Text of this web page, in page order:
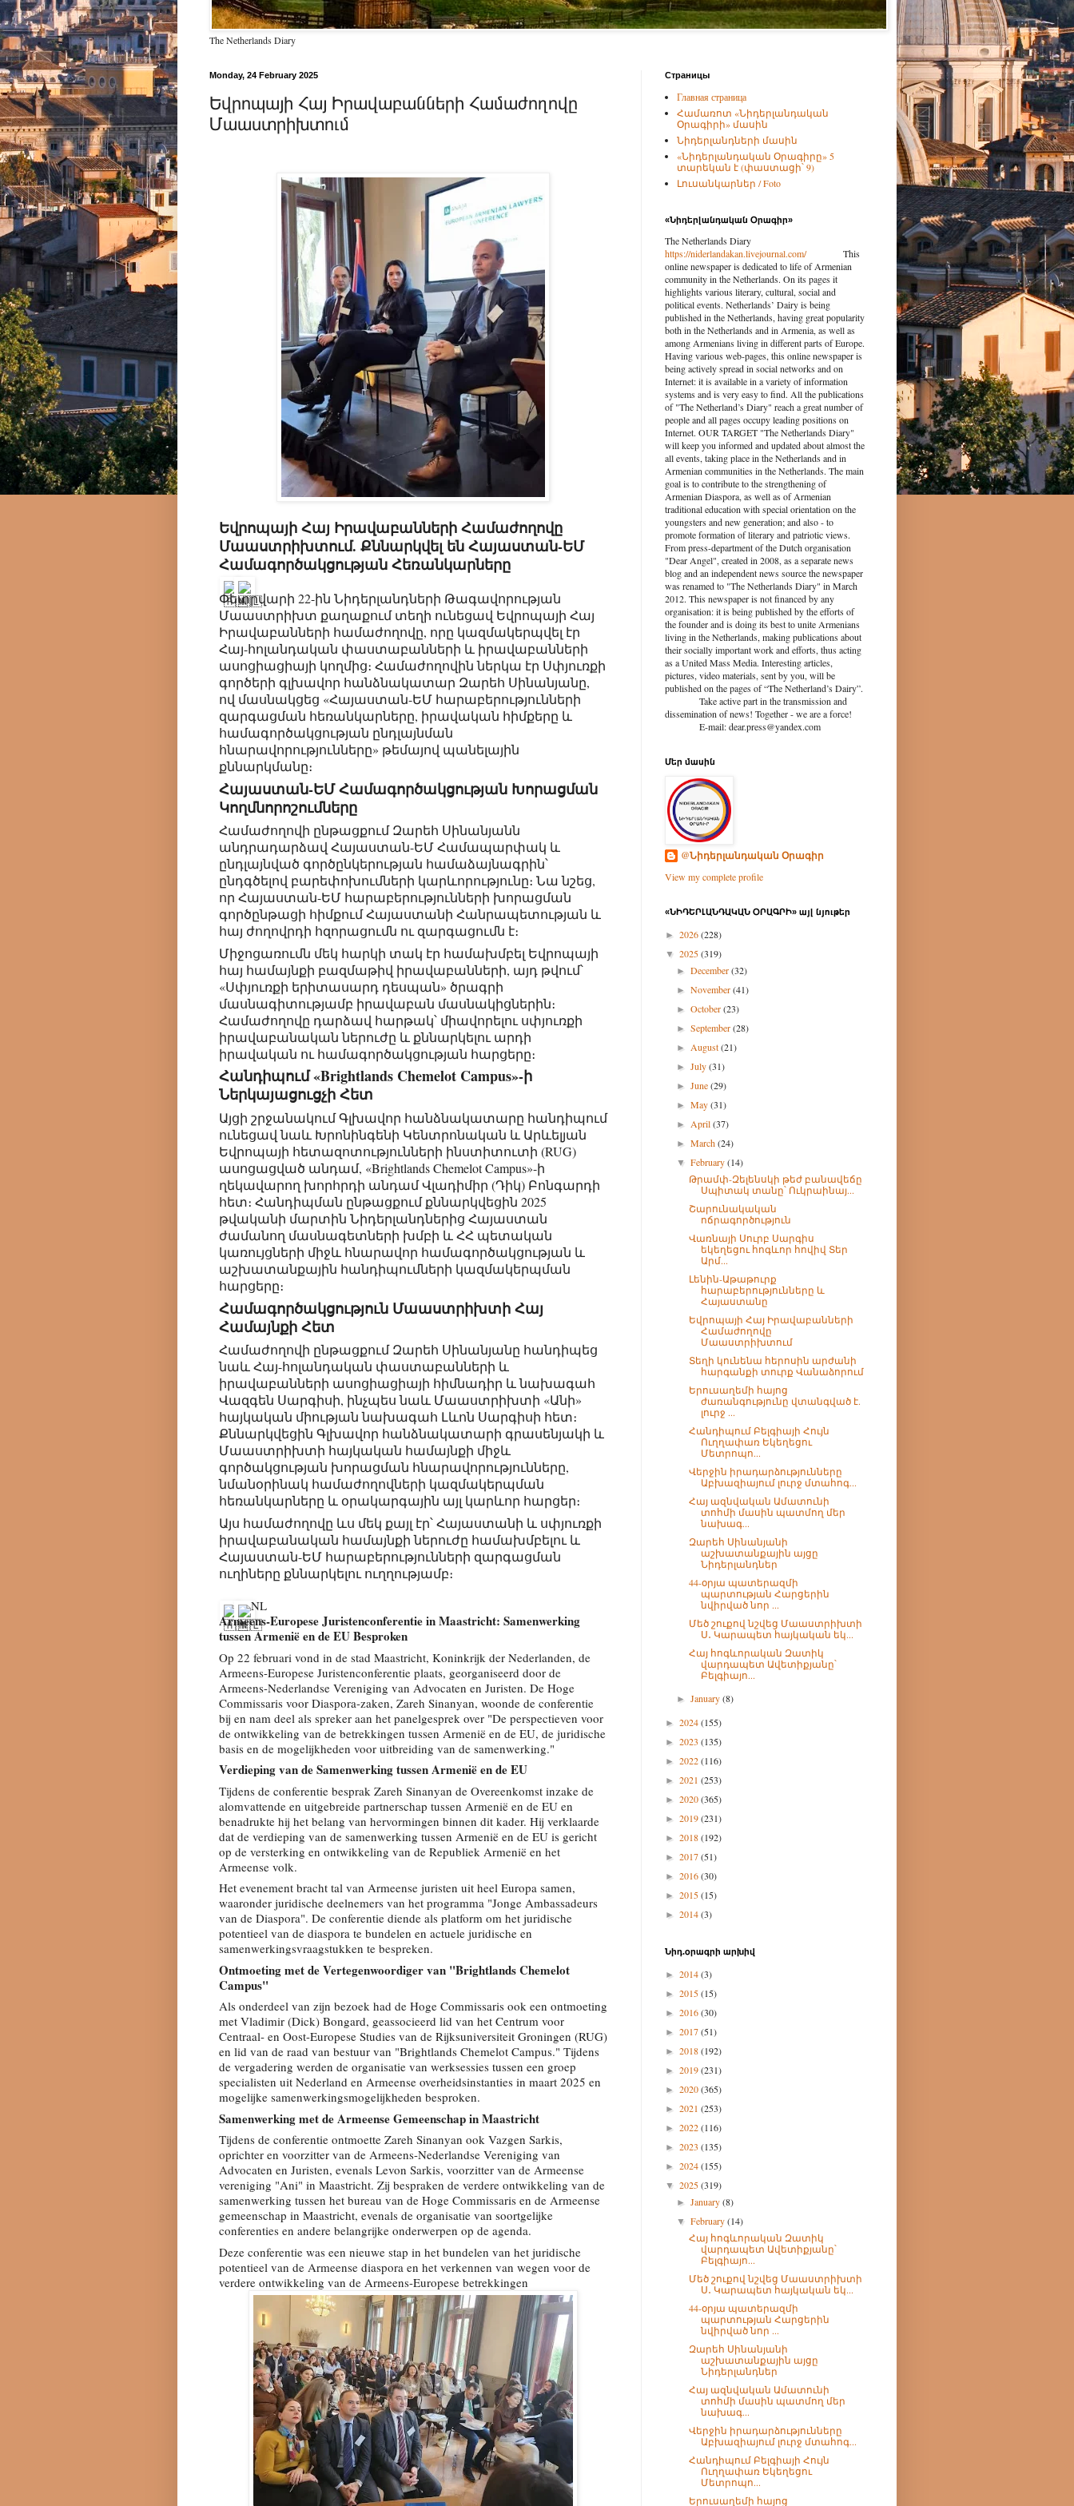
The Netherlands Diary
Monday, 24 February 2025
Եվրոպայի Հայ Իրավաբանների Համաժողովը
Մաաստրիխտում
Եվրոպայի Հայ Իրավաբանների Համաժողովը
Մաաստրիխտում. Քննարկվել են Հայաստան-ԵՄ
Համագործակցության Հեռանկարները
Փետրվարի 22-ին Նիդերլանդների Թագավորության
Մաաստրիխտ քաղաքում տեղի ունեցավ Եվրոպայի Հայ
Իրավաբանների համաժողովը, որը կազմակերպվել էր
Հայ-հոլանդական փաստաբանների և իրավաբանների
ասոցիացիայի կողմից։ Համաժողովին ներկա էր Սփյուռքի
գործերի գլխավոր հանձնակատար Զարեհ Սինանյանը,
ով մասնակցեց «Հայաստան-ԵՄ հարաբերությունների
զարգացման հեռանկարները, իրավական հիմքերը և
համագործակցության ընդլայնման
հնարավորությունները» թեմայով պանելային
քննարկմանը։
Հայաստան-ԵՄ Համագործակցության Խորացման
Կողմնորոշումները
Համաժողովի ընթացքում Զարեհ Սինանյանն
անդրադարձավ Հայաստան-ԵՄ Համապարփակ և
ընդլայնված գործընկերության համաձայնագրին՝
ընդգծելով բարեփոխումների կարևորությունը։ Նա նշեց,
որ Հայաստան-ԵՄ հարաբերությունների խորացման
գործընթացի հիմքում Հայաստանի Հանրապետության և
հայ ժողովրդի հզորացումն ու զարգացումն է։
Միջոցառումն մեկ հարկի տակ էր համախմբել Եվրոպայի
հայ համայնքի բազմաթիվ իրավաբանների, այդ թվում՝
«Սփյուռքի երիտասարդ դեսպան» ծրագրի
մասնագիտությամբ իրավաբան մասնակիցներին։
Համաժողովը դարձավ հարթակ՝ միավորելու սփյուռքի
իրավաբանական ներուժը և քննարկելու արդի
իրավական ու համագործակցության հարցերը։
Հանդիպում «Brightlands Chemelot Campus»-ի
Ներկայացուցչի Հետ
Այցի շրջանակում Գլխավոր հանձնակատարը հանդիպում
ունեցավ նաև Խրոնինգենի Կենտրոնական և Արևելյան
Եվրոպայի հետազոտությունների ինստիտուտի (RUG)
ասոցացված անդամ, «Brightlands Chemelot Campus»-ի
ղեկավարող խորհրդի անդամ Վլադիմիր (Դիկ) Բոնգարդի
հետ։ Հանդիպման ընթացքում քննարկվեցին 2025
թվականի մարտին Նիդերլանդներից Հայաստան
ժամանող մասնագետների խմբի և ՀՀ պետական
կառույցների միջև հնարավոր համագործակցության և
աշխատանքային հանդիպումների կազմակերպման
հարցերը։
Համագործակցություն Մաաստրիխտի Հայ
Համայնքի Հետ
Համաժողովի ընթացքում Զարեհ Սինանյանը հանդիպեց
նաև Հայ-հոլանդական փաստաբանների և
իրավաբանների ասոցիացիայի հիմնադիր և նախագահ
Վազգեն Սարգիսի, ինչպես նաև Մաաստրիխտի «Անի»
հայկական միության նախագահ Լևոն Սարգիսի հետ։
Քննարկվեցին Գլխավոր հանձնակատարի գրասենյակի և
Մաաստրիխտի հայկական համայնքի միջև
գործակցության խորացման հնարավորությունները,
նմանօրինակ համաժողովների կազմակերպման
հեռանկարները և օրակարգային այլ կարևոր հարցեր։
Այս համաժողովը ևս մեկ քայլ էր՝ Հայաստանի և սփյուռքի
իրավաբանական համայնքի ներուժը համախմբելու և
Հայաստան-ԵՄ հարաբերությունների զարգացման
ուղիները քննարկելու ուղղությամբ։
NL
Armeens-Europese Juristenconferentie in Maastricht: Samenwerking
tussen Armenië en de EU Besproken
Op 22 februari vond in de stad Maastricht, Koninkrijk der Nederlanden, de
Armeens-Europese Juristenconferentie plaats, georganiseerd door de
Armeens-Nederlandse Vereniging van Advocaten en Juristen. De Hoge
Commissaris voor Diaspora-zaken, Zareh Sinanyan, woonde de conferentie
bij en nam deel als spreker aan het panelgesprek over "De perspectieven voor
de ontwikkeling van de betrekkingen tussen Armenië en de EU, de juridische
basis en de mogelijkheden voor uitbreiding van de samenwerking."
Verdieping van de Samenwerking tussen Armenië en de EU
Tijdens de conferentie besprak Zareh Sinanyan de Overeenkomst inzake de
alomvattende en uitgebreide partnerschap tussen Armenië en de EU en
benadrukte hij het belang van hervormingen binnen dit kader. Hij verklaarde
dat de verdieping van de samenwerking tussen Armenië en de EU is gericht
op de versterking en ontwikkeling van de Republiek Armenië en het
Armeense volk.
Het evenement bracht tal van Armeense juristen uit heel Europa samen,
waaronder juridische deelnemers van het programma "Jonge Ambassadeurs
van de Diaspora". De conferentie diende als platform om het juridische
potentieel van de diaspora te bundelen en actuele juridische en
samenwerkingsvraagstukken te bespreken.
Ontmoeting met de Vertegenwoordiger van "Brightlands Chemelot
Campus"
Als onderdeel van zijn bezoek had de Hoge Commissaris ook een ontmoeting
met Vladimir (Dick) Bongard, geassocieerd lid van het Centrum voor
Centraal- en Oost-Europese Studies van de Rijksuniversiteit Groningen (RUG)
en lid van de raad van bestuur van "Brightlands Chemelot Campus." Tijdens
de vergadering werden de organisatie van werksessies tussen een groep
specialisten uit Nederland en Armeense overheidsinstanties in maart 2025 en
mogelijke samenwerkingsmogelijkheden besproken.
Samenwerking met de Armeense Gemeenschap in Maastricht
Tijdens de conferentie ontmoette Zareh Sinanyan ook Vazgen Sarkis,
oprichter en voorzitter van de Armeens-Nederlandse Vereniging van
Advocaten en Juristen, evenals Levon Sarkis, voorzitter van de Armeense
vereniging "Ani" in Maastricht. Zij bespraken de verdere ontwikkeling van de
samenwerking tussen het bureau van de Hoge Commissaris en de Armeense
gemeenschap in Maastricht, evenals de organisatie van soortgelijke
conferenties en andere belangrijke onderwerpen op de agenda.
Deze conferentie was een nieuwe stap in het bundelen van het juridische
potentieel van de Armeense diaspora en het verkennen van wegen voor de
verdere ontwikkeling van de Armeens-Europese betrekkingen
Страницы
Главная страница
Համառոտ «Նիդերլանդական
Օրագիրի» մասին
Նիդերլանդների մասին
«Նիդերլանդական Օրագիրը» 5
տարեկան է (փաստացի՝ 9)
Լուսանկարներ / Foto
«Նիդերլանդական Օրագիր»
The Netherlands Diary
https://niderlandakan.livejournal.com/This
online newspaper is dedicated to life of Armenian
community in the Netherlands. On its pages it
highlights various literary, cultural, social and
political events. Netherlands’ Dairy is being
published in the Netherlands, having great popularity
both in the Netherlands and in Armenia, as well as
among Armenians living in different parts of Europe.
Having various web-pages, this online newspaper is
being actively spread in social networks and on
Internet: it is available in a variety of information
systems and is very easy to find. All the publications
of "The Netherland’s Diary" reach a great number of
people and all pages occupy leading positions on
Internet. OUR TARGET "The Netherlands Diary"
will keep you informed and updated about almost the
all events, taking place in the Netherlands and in
Armenian communities in the Netherlands. The main
goal is to contribute to the strengthening of
Armenian Diaspora, as well as of Armenian
traditional education with special orientation on the
youngsters and new generation; and also - to
promote formation of literary and patriotic views.
From press-department of the Dutch organisation
"Dear Angel", created in 2008, as a separate news
blog and an independent news source the newspaper
was renamed to "The Netherlands Diary" in March
2012. This newspaper is not financed by any
organisation: it is being published by the efforts of
the founder and is doing its best to unite Armenians
living in the Netherlands, making publications about
their socially important work and efforts, thus acting
as a United Mass Media. Interesting articles,
pictures, video materials, sent by you, will be
published on the pages of “The Netherland’s Dairy”.
Take active part in the transmission and
dissemination of news! Together - we are a force!
E-mail: dear.press@yandex.com
Մեր մասին
@Նիդերլանդական Օրագիր
View my complete profile
«ՆԻԴԵՐԼԱՆԴԱԿԱՆ ՕՐԱԳՐԻ» այլ նյութեր
► 2026(228)
▼ 2025(319)
►December(32)
►November(41)
►October(23)
►September(28)
►August(21)
►July(31)
►June(29)
►May(31)
►April(37)
►March(24)
▼February(14)
Թրամփ-Զելենսկի թեժ բանավեճը
Սպիտակ տանը՝ Ուկրաինայ...
Շարունակական
ոճրագործություն
Վառնայի Սուրբ Սարգիս
եկեղեցու հոգևոր հովիվ Տեր
Արմ...
Լենին-Աթաթուրք
հարաբերությունները և
Հայաստանը
Եվրոպայի Հայ Իրավաբանների
Համաժողովը
Մաաստրիխտում
Տեղի կունենա հերոսին արժանի
հարգանքի տուրք Վանաձորում
Երուսաղեմի հայոց
ժառանգությունը վտանգված է.
լուրջ ...
Հանդիպում Բելգիայի Հույն
Ուղղափառ Եկեղեցու
Մետրոպո...
Վերջին իրադարձությունները
Աբխազիայում լուրջ մտահոգ...
Հայ ազնվական Ամատունի
տոհմի մասին պատմող մեր
նախագ...
Զարեհ Սինանյանի
աշխատանքային այցը
Նիդերլանդներ
44-օրյա պատերազմի
պարտության Հարցերին
նվիրված նոր ...
Մեծ շուքով նշվեց Մաաստրիխտի
Ս․ Կարապետ հայկական եկ...
Հայ հոգևորական Զատիկ
վարդապետ Ավետիքյանը՝
Բելգիայո...
►January(8)
► 2024(155)
► 2023 (135)
► 2022(116)
► 2021 (253)
► 2020(365)
► 2019(231)
► 2018(192)
► 2017(51)
► 2016(30)
► 2015(15)
► 2014(3)
Նիդ.օրագրի արխիվ
► 2014(3)
► 2015(15)
► 2016(30)
► 2017(51)
► 2018(192)
► 2019(231)
► 2020(365)
► 2021 (253)
► 2022(116)
► 2023 (135)
► 2024(155)
▼ 2025(319)
►January(8)
▼February(14)
Հայ հոգևորական Զատիկ
վարդապետ Ավետիքյանը՝
Բելգիայո...
Մեծ շուքով նշվեց Մաաստրիխտի
Ս․ Կարապետ հայկական եկ...
44-օրյա պատերազմի
պարտության Հարցերին
նվիրված նոր ...
Զարեհ Սինանյանի
աշխատանքային այցը
Նիդերլանդներ
Հայ ազնվական Ամատունի
տոհմի մասին պատմող մեր
նախագ...
Վերջին իրադարձությունները
Աբխազիայում լուրջ մտահոգ...
Հանդիպում Բելգիայի Հույն
Ուղղափառ Եկեղեցու
Մետրոպո...
Երուսաղեմի հայոց